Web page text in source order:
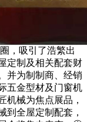
，吸引了浩繁出
定制及相关配套财
并为制制商、经销
五金型材及门窗机
机械为焦点展品，
到全屋定制配套，